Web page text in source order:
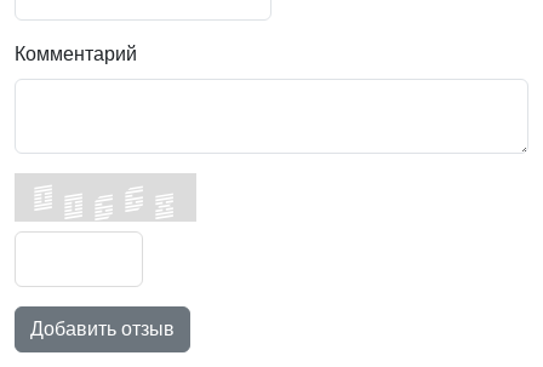
Комментарий
Добавить отзыв